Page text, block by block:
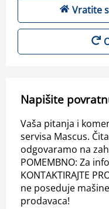
Vratite
Napišite
Vaša pitanja i
servisa Mascus.
odgovaramo na
POMEMBNO: Za
KONTAKTIRAJTE
ne poseduje
prodavaca!